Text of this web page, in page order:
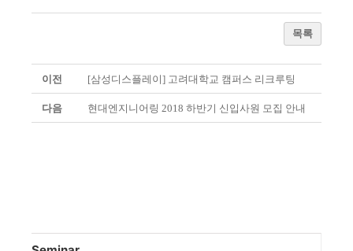
목록
이전 [삼성디스플레이] 고려대학교 캠퍼스 리크루팅
다음 현대엔지니어링 2018 하반기 신입사원 모집 안내